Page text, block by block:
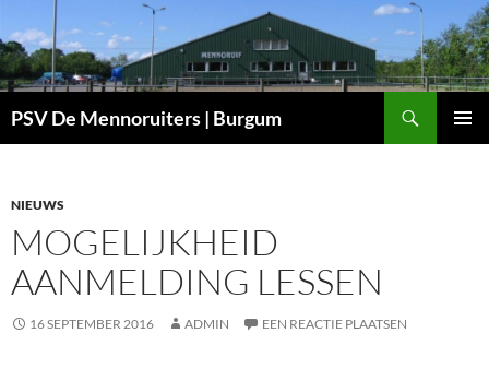
naar
de
inhoud
PSV De Mennoruiters | Burgum
NIEUWS
MOGELIJKHEID
AANMELDING LESSEN
16 SEPTEMBER 2016 ADMIN EEN REACTIE PLAATSEN